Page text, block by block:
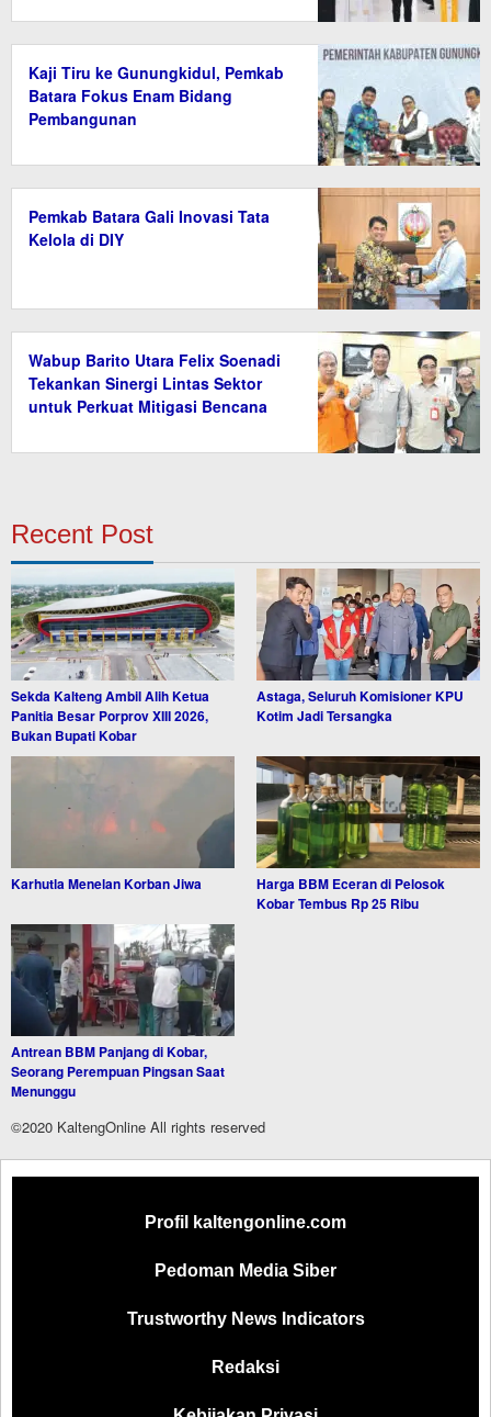
Kaji Tiru ke Gunungkidul, Pemkab
Batara Fokus Enam Bidang
Pembangunan
Pemkab Batara Gali Inovasi Tata
Kelola di DIY
Wabup Barito Utara Felix Soenadi
Tekankan Sinergi Lintas Sektor
untuk Perkuat Mitigasi Bencana
Recent Post
Sekda Kalteng Ambil Alih Ketua
Panitia Besar Porprov XIII 2026,
Bukan Bupati Kobar
Astaga, Seluruh Komisioner KPU
Kotim Jadi Tersangka
Karhutla Menelan Korban Jiwa
Harga BBM Eceran di Pelosok
Kobar Tembus Rp 25 Ribu
Antrean BBM Panjang di Kobar,
Seorang Perempuan Pingsan Saat
Menunggu
©2020 KaltengOnline All rights reserved
Profil kaltengonline.com
Pedoman Media Siber
Trustworthy News Indicators
Redaksi